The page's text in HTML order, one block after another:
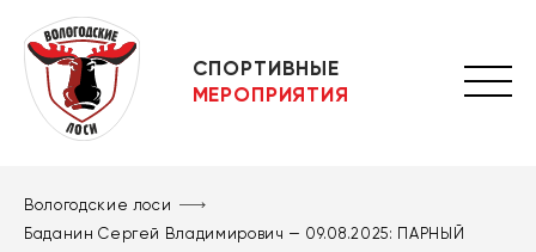
СПОРТИВНЫЕ
МЕРОПРИЯТИЯ
Вологодские лоси
Баданин Сергей Владимирович — 09.08.2025: ПАРНЫЙ